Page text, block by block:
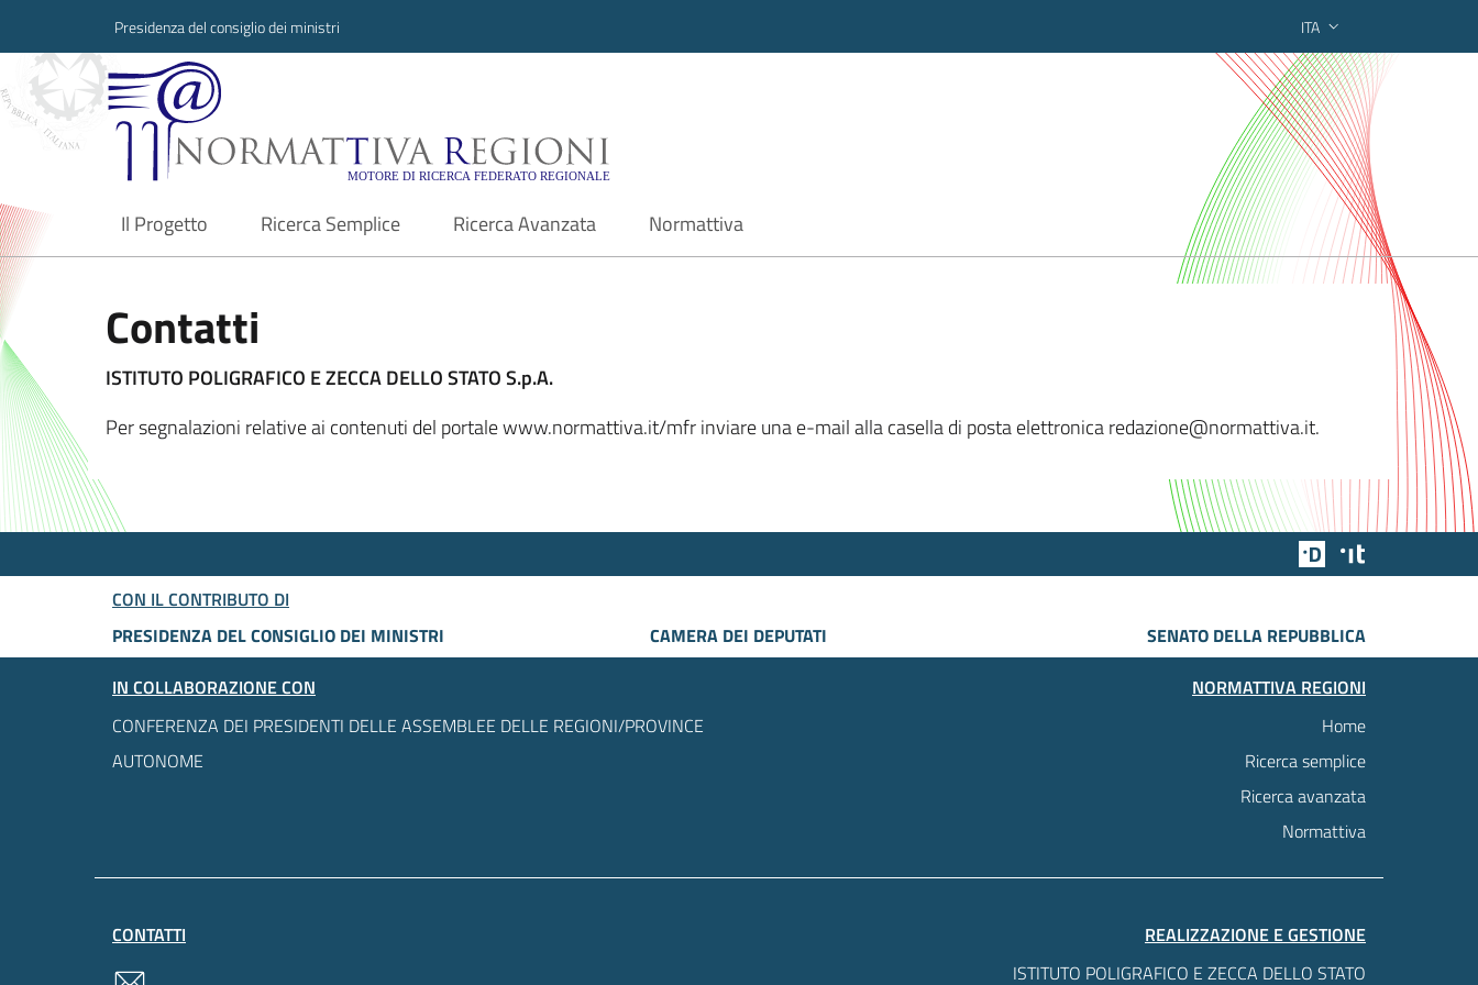
Presidenza del consiglio dei ministri ITA
Normattiva Regioni - Motore di ricerca federato regionale
Il Progetto
current Ricerca Semplice Ricerca Avanzata Normattiva
Contatti
ISTITUTO POLIGRAFICO E ZECCA DELLO STATO S.p.A.
Per segnalazioni relative ai contenuti del portale www.normattiva.it/mfr inviare una e-mail alla casella di posta elettronica redazione@normattiva.it.
Team Digitale
CON IL CONTRIBUTO DI
PRESIDENZA DEL CONSIGLIO DEI MINISTRI
CAMERA DEI DEPUTATI
SENATO DELLA REPUBBLICA
IN COLLABORAZIONE CON
CONFERENZA DEI PRESIDENTI DELLE ASSEMBLEE DELLE REGIONI/PROVINCE
AUTONOME
NORMATTIVA REGIONI
Home
Ricerca semplice
Ricerca avanzata
Normattiva
CONTATTI
REALIZZAZIONE E GESTIONE
ISTITUTO POLIGRAFICO E ZECCA DELLO STATO